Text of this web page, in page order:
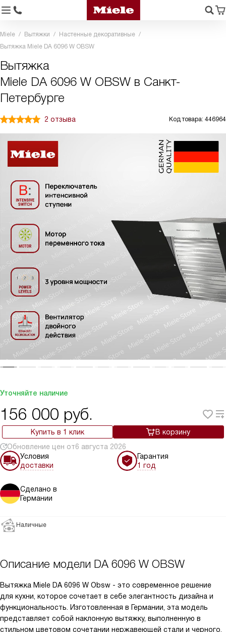
Miele Вытяжки
Настенные декоративные
Вытяжка Miele DA 6096 W OBSW
Вытяжка
Miele DA 6096 W OBSW в Санкт-
Петербурге
2 отзыва Код товара: 446964
Уточняйте наличие
156 000 руб.
Купить в 1 клик
В корзину
Обновление цен от6 августа 2026
Условия
доставки
Гарантия
1 год
Сделано в
Германии
Наличные
Описание модели DA 6096 W OBSW
Вытяжка Miele DA 6096 W Obsw - это современное решение
для кухни, которое сочетает в себе элегантность дизайна и
функциональность. Изготовленная в Германии, эта модель
представляет собой наклонную вытяжку, выполненную в
стильном цветовом сочетании нержавеющей стали и черного.